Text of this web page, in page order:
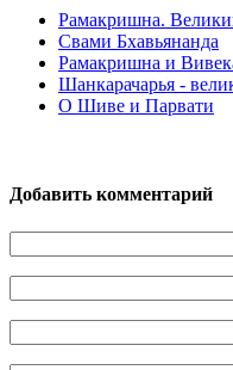
Рамакришна.
Свами Бхавьянанда
Рамакришна и
Шанкарачарья -
О Шиве и Парвати
Добавить комментарий